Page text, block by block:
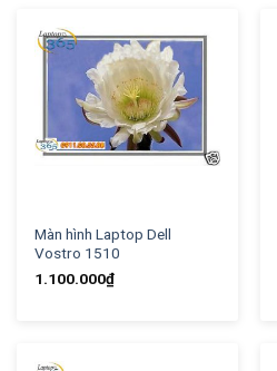
Màn hình Laptop Dell
Vostro 1510
1.100.000₫